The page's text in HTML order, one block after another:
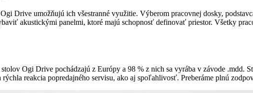
Drive umožňujú ich všestranné využitie. Výberom pracovnej dosky,
akustickými panelmi, ktoré majú schopnosť definovať priestor. Všetky
Ogi Drive pochádzajú z Európy a 98 % z nich sa vyrába v závode .mdd.
reakcia popredajného servisu, ako aj spoľahlivosť. Preberáme plnú